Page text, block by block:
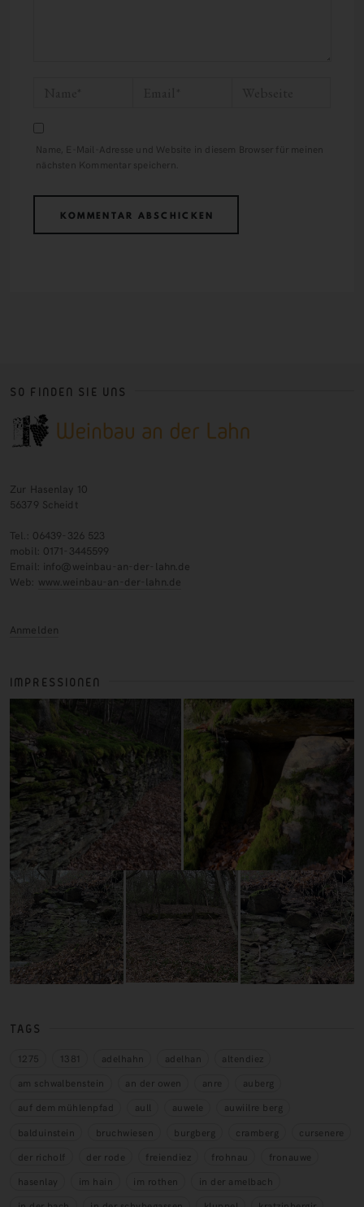
Name, E-Mail-Adresse und Website in diesem Browser für meinen
nächsten Kommentar speichern.
SO FINDEN SIE UNS
Zur Hasenlay 10
56379 Scheidt
Tel.: 06439-326 523
mobil: 0171-3445599
Email: info@weinbau-an-der-lahn.de
Web: www.weinbau-an-der-lahn.de
Anmelden
IMPRESSIONEN
TAGS
1275 1381 adelhahn adelhan
altendiez
am schwalbenstein
an der owen anre
auberg
auf dem mühlenpfad
aull auwele
auwiilre berg
balduinstein
bruchwiesen burgberg cramberg
cursenere
der richolf
der rode freiendiez frohnau
fronauwe
hasenlay
im hain im rothen
in der amelbach